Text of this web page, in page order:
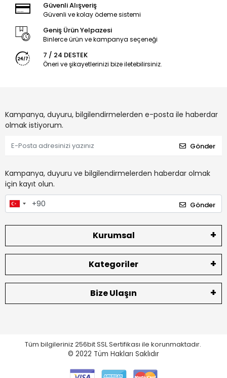
Güvenli Alışveriş
Güvenli ve kolay ödeme sistemi
Geniş Ürün Yelpazesi
Binlerce ürün ve kampanya seçeneği
7 / 24 DESTEK
Öneri ve şikayetlerinizi bize iletebilirsiniz.
Kampanya, duyuru, bilgilendirmelerden e-posta ile haberdar
olmak istiyorum.
Gönder
Kampanya, duyuru ve bilgilendirmelerden haberdar olmak
için kayıt olun.
Gönder
Kurumsal
Kategoriler
Bize Ulaşın
Tüm bilgileriniz 256bit SSL Sertifikası ile korunmaktadır.
© 2022 Tüm Hakları Saklıdır